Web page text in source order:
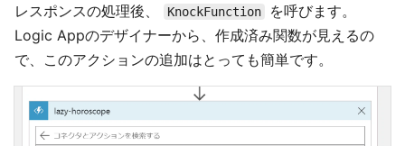
レスポンスの処理後、 KnockFunction
を呼びます。
Logic Appのデザイナーから、作成済み関数が見えるの
で、このアクションの追加はとっても簡単です。